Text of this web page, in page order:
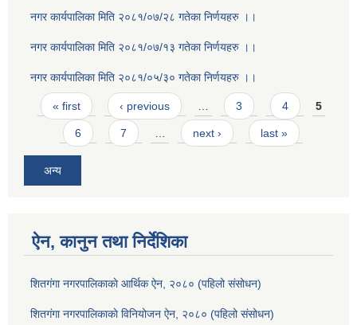
नगर कार्यपालिका मिति २०८१/०७/२८ गतेका निर्णयहरु ।।
नगर कार्यपालिका मिति २०८१/०७/१३ गतेका निर्णयहरु ।।
नगर कार्यपालिका मिति २०८१/०५/३० गतेका निर्णयहरु ।।
Pages
« first ‹ previous … 3 4 5
6 7 … next › last »
अन्य
ऐन, कानुन तथा निर्देशिका
शितगंगा नगरपालिकाकाे आर्थिक ऐन, २०८० (पहिलो संसोधन)
शितगंगा नगरपालिकाकाे विनियोजन ऐन, २०८० (पहिलो संसोधन)